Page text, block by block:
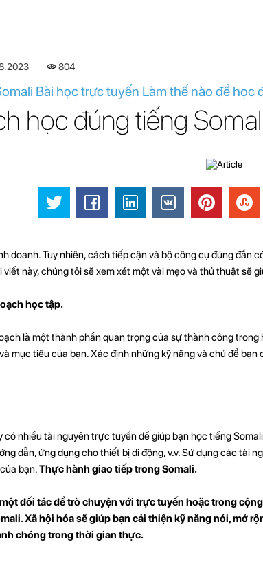
804
Bài học trực tuyến Làm thế nào để học
học đúng tiếng
doanh. Tuy nhiên, cách tiếp cận và bộ công cụ đúng đắn
viết này, chúng tôi sẽ xem xét một vài mẹo và thủ thuật sẽ
học tập.
là một thành phần quan trọng của sự thành công
mục tiêu của bạn. Xác định những kỹ năng và chủ đề
có nhiều tài nguyên trực tuyến để giúp bạn học tiếng
dẫn, ứng dụng cho thiết bị di động, v.v. Sử dụng các tài
bạn.Thực hành giao tiếp trong Somali.
đối tác để trò chuyện với trực tuyến hoặc trong
Xã hội hóa sẽ giúp bạn cải thiện kỹ năng nói, mở
chóng trong thời gian thực.